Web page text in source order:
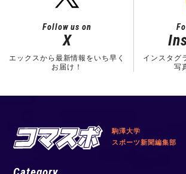
Follow us on
X
エックスから最新情報をいち早く
お届け！
インスタグ
写
駒澤大学
スポーツ新聞編集部